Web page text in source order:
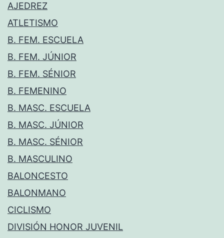
AJEDREZ
ATLETISMO
B. FEM. ESCUELA
B. FEM. JÚNIOR
B. FEM. SÉNIOR
B. FEMENINO
B. MASC. ESCUELA
B. MASC. JÚNIOR
B. MASC. SÉNIOR
B. MASCULINO
BALONCESTO
BALONMANO
CICLISMO
DIVISIÓN HONOR JUVENIL